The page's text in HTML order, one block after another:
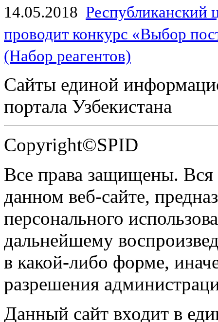
14.05.2018
проводит конкурс «Выбор
(Набор реагентов)
Сайты единой
портала Узбекистана
Copyright©SPID
Все права защищены.
данном веб-сайте,
персонального
дальнейшему
в какой-либо форме,
разрешения
Данный сайт входит в